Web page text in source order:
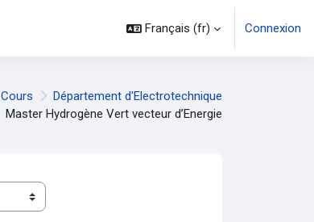
Français ‎(fr)‎ Connexion
Cours
Département d'Electrotechnique
Master Hydrogène Vert vecteur d’Energie